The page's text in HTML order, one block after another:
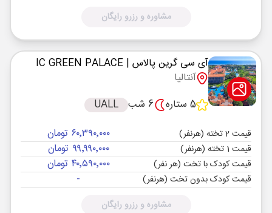
مشاوره و رزرو رایگان
آی سی گرین پالاس | IC GREEN PALACE
آنتالیا
5 ستاره
6 شب UALL
قیمت 2 تخته (هرنفر) ۶۰٬۳۹۰٬۰۰۰ تومان
قیمت 1 تخته (هرنفر) ۹۹٬۹۹۰٬۰۰۰ تومان
قیمت کودک با تخت (هر نفر) ۴۰٬۵۹۰٬۰۰۰ تومان
قیمت کودک بدون تخت (هرنفر) -
مشاوره و رزرو رایگان